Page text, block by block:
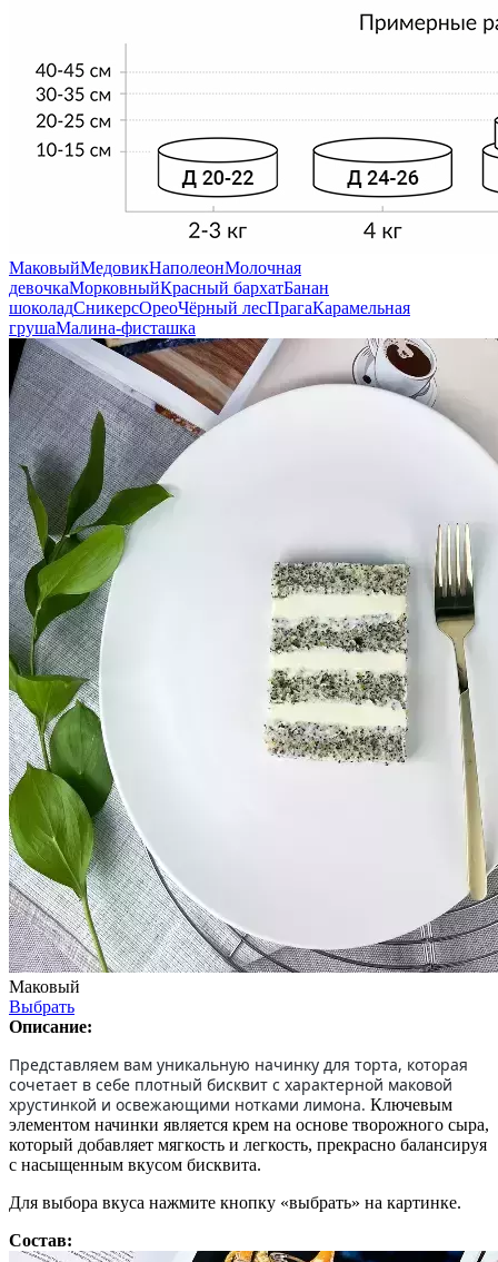
МаковыйМедовикНаполеонМолочная
девочкаМорковныйКрасный бархатБанан
шоколадСникерсОреоЧёрный лесПрагаКарамельная
грушаМалина-фисташка
Маковый
Выбрать
Описание:
Представляем вам уникальную начинку для торта, которая
сочетает в себе плотный бисквит с характерной маковой
хрустинкой и освежающими нотками лимона. Ключевым
элементом начинки является крем на основе творожного сыра,
который добавляет мягкость и легкость, прекрасно балансируя
с насыщенным вкусом бисквита.
Для выбора вкуса нажмите кнопку «выбрать» на картинке.
Состав: